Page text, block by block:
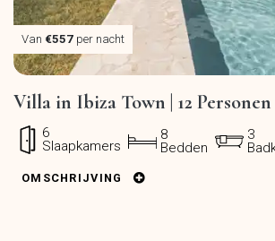
Van €557 per nacht
Villa in Ibiza Town | 12 Personen
6
Slaapkamers
8
Bedden
3
OMSCHRIJVING